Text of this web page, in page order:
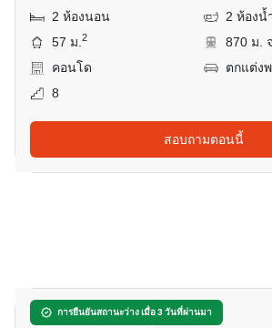
2 ห้องนอน
2 ห้องน้
57 ม.2
870 ม.
คอนโด
ตกแต่ง
8
สอบถามตอนนี้
การยืนยันสถานะว่าง เมื่อ 3 วันที่ผ่านมา
โนเบิล คิวบ์ พัฒนาการ